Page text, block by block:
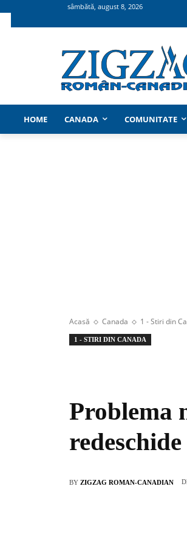
sâmbătă, august 8, 2026
HOME CANADA COMUNITATE
Acasă Canada 1 - Stiri din
1 - STIRI DIN CANADA
Problema
BY ZIGZAG ROMAN-CANADIAN